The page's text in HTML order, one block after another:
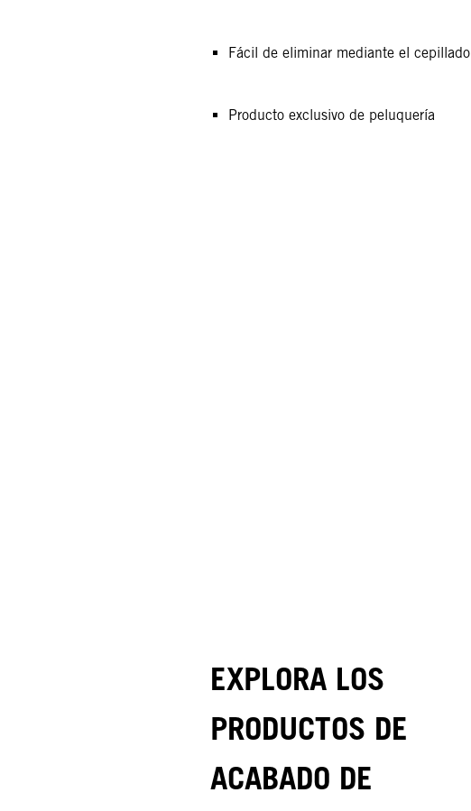
Fácil de eliminar mediante el cepillado
Producto exclusivo de peluquería
EXPLORA LOS
PRODUCTOS DE
ACABADO DE